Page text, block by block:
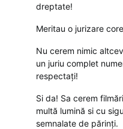
dreptate!
Meritau o jurizare
Nu cerem nimic
un juriu complet
respectați!
Si da! Sa cerem
multă lumină si cu
semnalate de părinți.